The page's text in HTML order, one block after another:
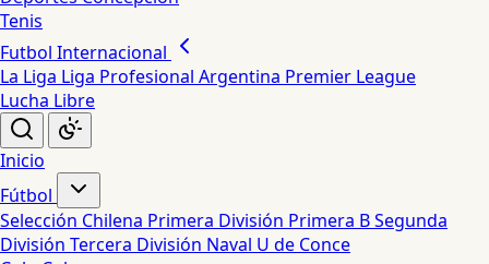
Tenis
Futbol Internacional
La Liga Liga Profesional Argentina Premier League
Lucha Libre
Inicio
Fútbol
Selección Chilena Primera División Primera BSegunda
División Tercera División Naval U de Conce